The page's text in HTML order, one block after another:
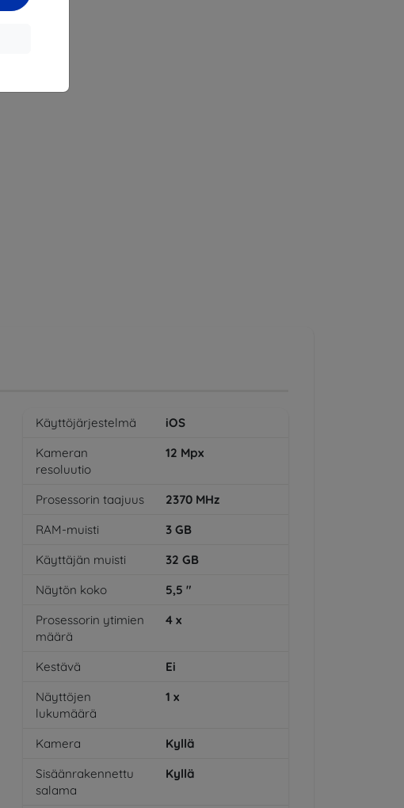
Käyttöjärjestelmä
iOS
Kameran
resoluutio
12 Mpx
Prosessorin taajuus 2370 MHz
RAM-muisti
3 GB
Käyttäjän muisti
32 GB
Näytön koko
5,5 "
Prosessorin ytimien
määrä
4 x
Kestävä
Ei
Näyttöjen
lukumäärä
1 x
Kamera
Kyllä
Sisäänrakennettu
salama
Kyllä